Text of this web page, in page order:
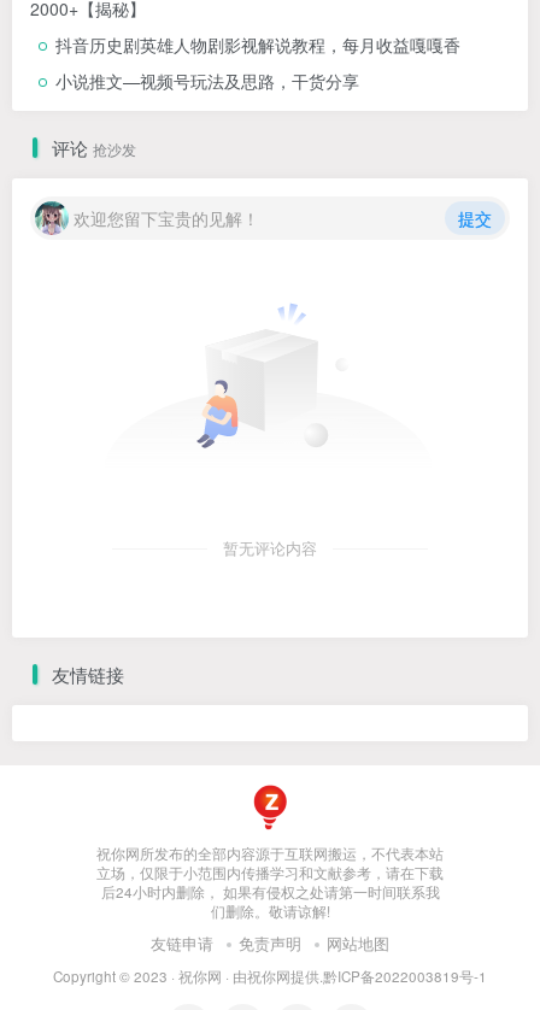
2000+【揭秘】
抖音历史剧英雄人物剧影视解说教程，每月收益嘎嘎香
小说推文—视频号玩法及思路，干货分享
评论 抢沙发
欢迎您留下宝贵的见解！ 提交
暂无评论内容
友情链接
祝你网所发布的全部内容源于互联网搬运，不代表本站
立场，仅限于小范围内传播学习和文献参考，请在下载
后24小时内删除， 如果有侵权之处请第一时间联系我
们删除。敬请谅解!
友链申请 免责声明 网站地图
Copyright © 2023 · 祝你网 · 由祝你网提供.黔ICP备2022003819号-1